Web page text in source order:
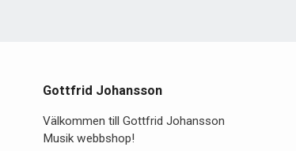
Gottfrid Johansson
Välkommen till Gottfrid Johansson
Musik webbshop!